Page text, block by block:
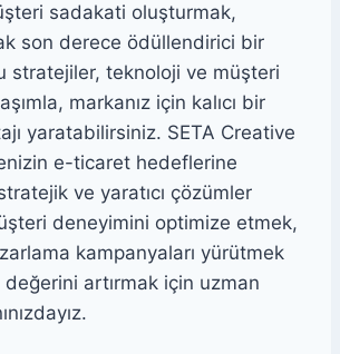
sadakati oluşturmak,
son derece ödüllendirici bir
stratejiler, teknoloji ve müşteri
markanız için kalıcı bir
yaratabilirsiniz. SETA Creative
e-ticaret hedeflerine
ve yaratıcı çözümler
deneyimini optimize etmek,
kampanyaları yürütmek
değerini artırmak için uzman